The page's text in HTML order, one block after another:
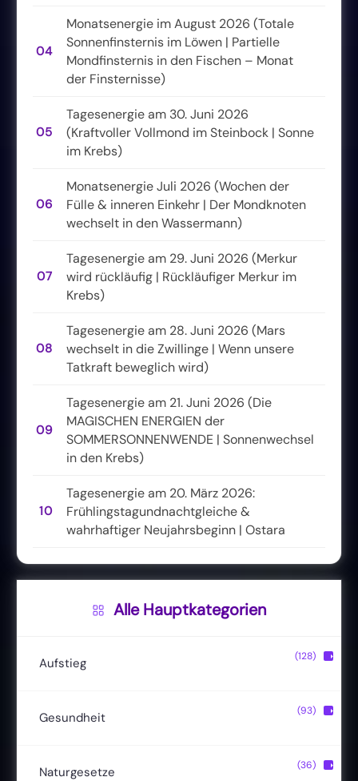
04
Monatsenergie im August 2026 (Totale
Sonnenfinsternis im Löwen | Partielle
Mondfinsternis in den Fischen – Monat
der Finsternisse)
05
Tagesenergie am 30. Juni 2026
(Kraftvoller Vollmond im Steinbock | Sonne
im Krebs)
06
Monatsenergie Juli 2026 (Wochen der
Fülle & inneren Einkehr | Der Mondknoten
wechselt in den Wassermann)
07
Tagesenergie am 29. Juni 2026 (Merkur
wird rückläufig | Rückläufiger Merkur im
Krebs)
08
Tagesenergie am 28. Juni 2026 (Mars
wechselt in die Zwillinge | Wenn unsere
Tatkraft beweglich wird)
09
Tagesenergie am 21. Juni 2026 (Die
MAGISCHEN ENERGIEN der
SOMMERSONNENWENDE | Sonnenwechsel
in den Krebs)
10
Tagesenergie am 20. März 2026:
Frühlingstagundnachtgleiche &
wahrhaftiger Neujahrsbeginn | Ostara
Alle Hauptkategorien
Aufstieg
Christusbewusstsein (20)
(11)
(128) ▶
Gesundheit
(13)
(93) ▶
Naturgesetze (36) ▶